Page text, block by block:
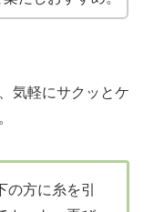
気軽にサクッとケ
方に糸を引